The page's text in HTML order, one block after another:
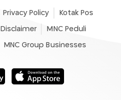
Privacy Policy Kotak Pos
Disclaimer MNC Peduli
MNC Group Businesses